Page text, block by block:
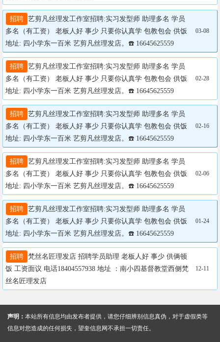
招聘 艺剪凡丝理发工作室招聘:实习发型师 助理多名 学员
多名（有工资） 老板人好 事少 只要你认真学 包教包会 供饭
地址: 四小学东一百米 艺剪凡丝理发店。☎️ 16645625559
03-08
招聘 艺剪凡丝理发工作室招聘:实习发型师 助理多名 学员
多名（有工资） 老板人好 事少 只要你认真学 包教包会 供饭
地址: 四小学东一百米 艺剪凡丝理发店。☎️ 16645625559
02-28
招聘 艺剪凡丝理发工作室招聘:实习发型师 助理多名 学员
多名（有工资） 老板人好 事少 只要你认真学 包教包会 供饭
地址: 四小学东一百米 艺剪凡丝理发店。☎️ 16645625559
02-16
招聘 艺剪凡丝理发工作室招聘:实习发型师 助理多名 学员
多名（有工资） 老板人好 事少 只要你认真学 包教包会 供饭
地址: 四小学东一百米 艺剪凡丝理发店。☎️ 16645625559
02-06
招聘 艺剪凡丝理发工作室招聘:实习发型师 助理多名 学员
多名（有工资） 老板人好 事少 只要你认真学 包教包会 供饭
地址: 四小学东一百米 艺剪凡丝理发店。☎️ 16645625559
01-24
招聘 梵丝名匠理发店 招聘学员助理 老板人好 事少 供俩顿
饭 工资面议 电话18404557938 地址 ：南小四基督教堂西侧梵
丝名匠理发店
12-11
声明： 本站所有信息均由发布者提供，请您仔细辨别信息真伪，对于虚假类等
信息对您造成的任何损失，望奎信息网不承担一切责任。